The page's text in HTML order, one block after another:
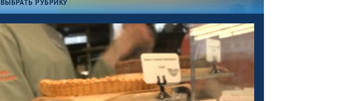
Есть идея!
Про еду
ОТК
Всякие хитрости
Про здоровье
ЗОЖ
Спорт
Фитнес
Про победу
О проекте
ВЫБРАТЬ РУБРИКУ